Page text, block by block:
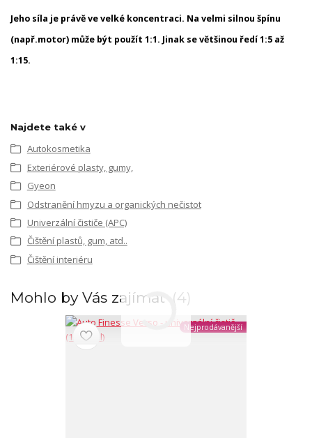
Jeho síla je právě ve velké koncentraci. Na velmi silnou špínu
(např.motor) může být použít 1:1. Jinak se většinou ředí 1:5 až
1:15.
Najdete také v
Autokosmetika
Exteriérové plasty, gumy,
Gyeon
Odstranění hmyzu a organických nečistot
Univerzální čističe (APC)
Čištění plastů, gum, atd..
Čištění interiéru
Mohlo by Vás zajímat 4
Nejprodávanější